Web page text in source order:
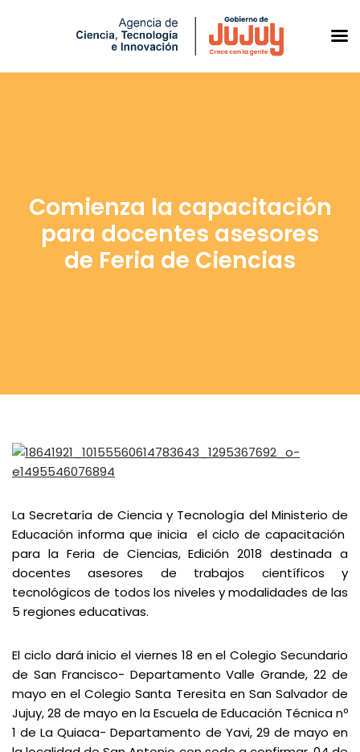
Comienza la capacitación
para docentes asesores
de Feria de Ciencias
La Secretaría de Ciencia y Tecnología del Ministerio de
Educación informa que inicia el ciclo de capacitación
para la Feria de Ciencias, Edición 2018 destinada a
docentes asesores de trabajos científicos y
tecnológicos de todos los niveles y modalidades de las
5 regiones educativas.
El ciclo dará inicio el viernes 18 en el Colegio Secundario
de San Francisco- Departamento Valle Grande, 22 de
mayo en el Colegio Santa Teresita en San Salvador de
Jujuy, 28 de mayo en la Escuela de Educación Técnica nº
1 de La Quiaca- Departamento de Yavi, 29 de mayo en